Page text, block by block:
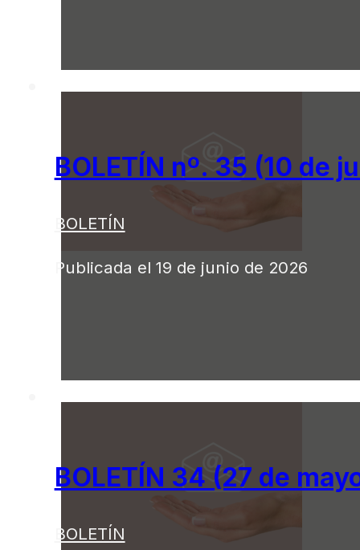
BOLETÍN nº. 35 (10 de
BOLETÍN
Publicada el 19 de junio de 2026
BOLETÍN 34 (27 de
BOLETÍN